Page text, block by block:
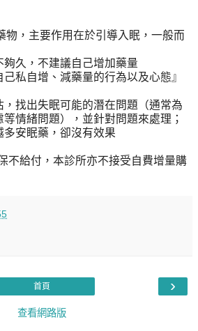
物，主要作用在於引導入眠，一般而
久，不建議自己增加藥量
私自增、減藥量的行為以及心態』
找出失眠可能的潛在問題（通常為
情緒問題），並針對問題來處理；
安眠藥，卻沒有效果
不給付，本診所亦不接受自費增量購
›
首頁
查看網路版